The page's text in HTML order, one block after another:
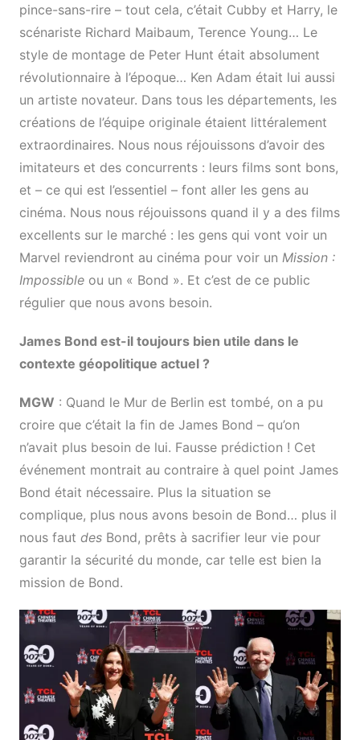
pince-sans-rire – tout cela, c’était Cubby et Harry, le
scénariste Richard Maibaum, Terence Young… Le
style de montage de Peter Hunt était absolument
révolutionnaire à l’époque… Ken Adam était lui aussi
un artiste novateur. Dans tous les départements, les
créations de l’équipe originale étaient littéralement
extraordinaires. Nous nous réjouissons d’avoir des
imitateurs et des concurrents : leurs films sont bons,
et – ce qui est l’essentiel – font aller les gens au
cinéma. Nous nous réjouissons quand il y a des films
excellents sur le marché : les gens qui vont voir un
Marvel reviendront au cinéma pour voir un Mission :
Impossible ou un « Bond ». Et c’est de ce public
régulier que nous avons besoin.
James Bond est-il toujours bien utile dans le
contexte géopolitique actuel ?
MGW : Quand le Mur de Berlin est tombé, on a pu
croire que c’était la fin de James Bond – qu’on
n’avait plus besoin de lui. Fausse prédiction ! Cet
événement montrait au contraire à quel point James
Bond était nécessaire. Plus la situation se
complique, plus nous avons besoin de Bond… plus il
nous faut des Bond, prêts à sacrifier leur vie pour
garantir la sécurité du monde, car telle est bien la
mission de Bond.